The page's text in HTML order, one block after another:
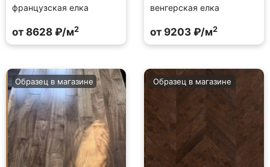
французская елка
от 8628 ₽/м2
венгерская елка
от 9203 ₽/м2
Образец в магазине Образец в магазине